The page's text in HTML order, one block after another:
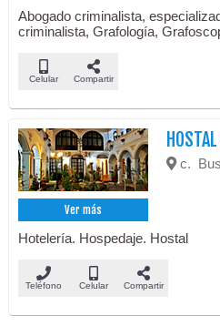
Abogado criminalista,
criminalista, Grafología,
Celular Compartir
Ver más
c.
Hotelería. Hospedaje. Hostal
Teléfono Celular Compartir